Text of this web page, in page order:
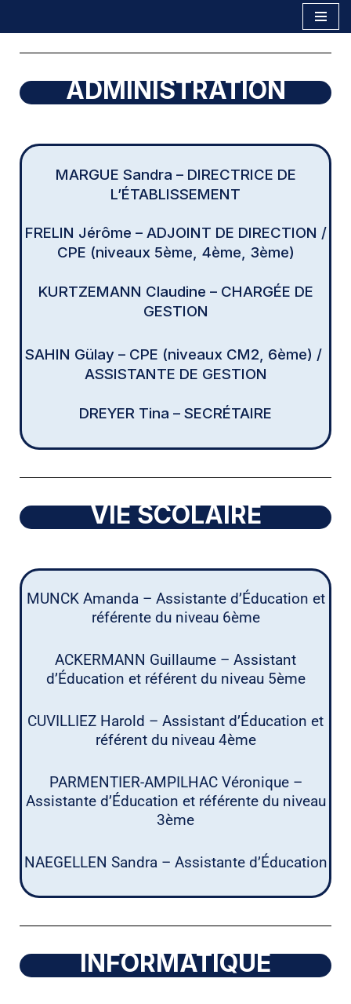
contenu ADMINISTRATION
MARGUE Sandra – DIRECTRICE DE
L’ÉTABLISSEMENT
FRELIN Jérôme – ADJOINT DE DIRECTION /
CPE (niveaux 5ème, 4ème, 3ème)
KURTZEMANN Claudine – CHARGÉE DE
GESTION
SAHIN Gülay – CPE (niveaux CM2, 6ème) /
ASSISTANTE DE GESTION
DREYER Tina – SECRÉTAIRE
VIE SCOLAIRE
MUNCK Amanda – Assistante d’Éducation et
référente du niveau 6ème
ACKERMANN Guillaume – Assistant
d’Éducation et référent du niveau 5ème
CUVILLIEZ Harold – Assistant d’Éducation et
référent du niveau 4ème
PARMENTIER-AMPILHAC Véronique –
Assistante d’Éducation et référente du niveau
3ème
NAEGELLEN Sandra – Assistante d’Éducation
INFORMATIQUE